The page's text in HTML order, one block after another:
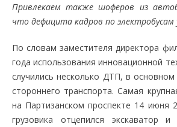
Привлекаем также шоферов из
что дефицита кадров по электробусам
По словам заместителя директора
года использования инновационной
случились несколько ДТП, в
стороннего транспорта. Самая
на Партизанском проспекте 14 июня
грузовика отцепился экскаватор